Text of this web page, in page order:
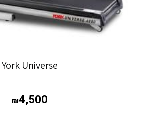
York Universe
₪4,500